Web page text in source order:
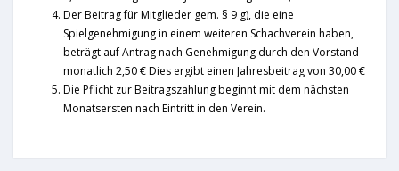
Der Beitrag für Mitglieder gem. § 9 g), die eine
Spielgenehmigung in einem weiteren Schachverein haben,
beträgt auf Antrag nach Genehmigung durch den Vorstand
monatlich 2,50 € Dies ergibt einen Jahresbeitrag von 30,00 €
Die Pflicht zur Beitragszahlung beginnt mit dem nächsten
Monatsersten nach Eintritt in den Verein.